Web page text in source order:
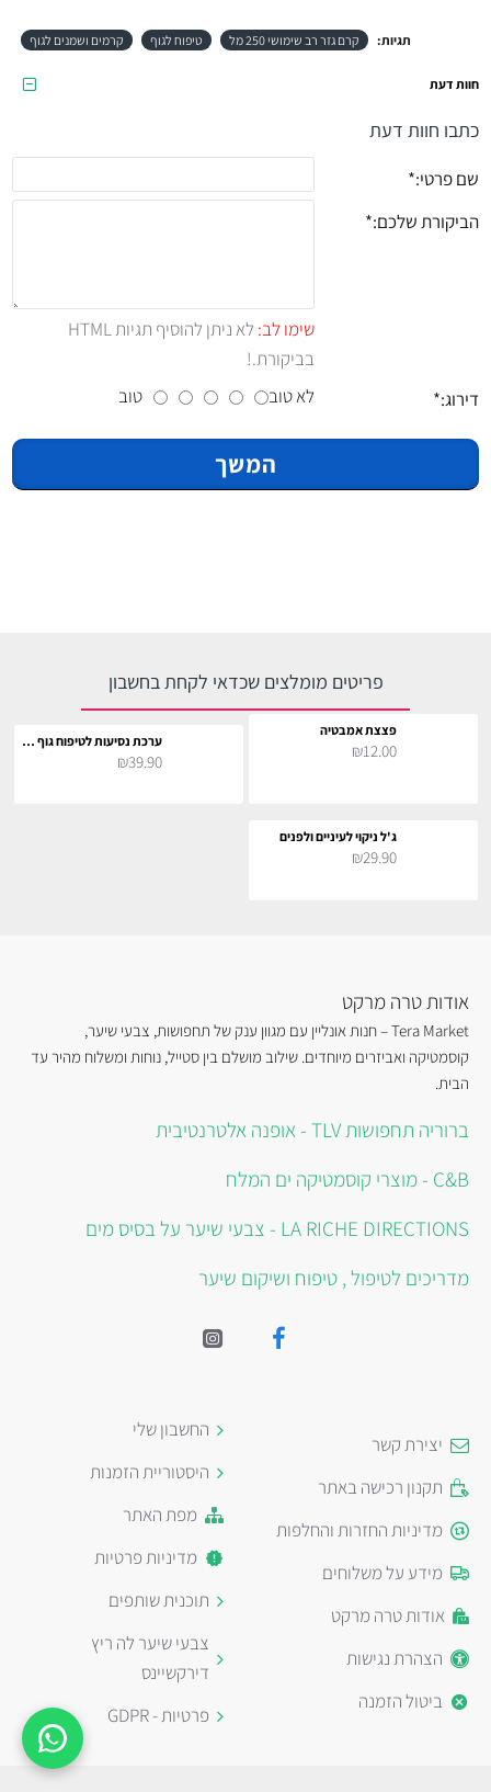
תגיות: קרם גזר רב שימושי 250 מל טיפוח לגוף קרמים ושמנים לגוף
חוות דעת
כתבו חוות דעת
שם פרטי:
הביקורת שלכם:
שימו לב:
לא ניתן להוסיף תגיות HTML
בביקורת.!
דירוג:
לא טוב טוב
המשך
פריטים מומלצים שכדאי לקחת בחשבון
פצצת אמבטיה
₪12.00 ערכת נסיעות לטיפוח גוף ושיער
₪39.90
ג'ל ניקוי לעיניים ולפנים
₪29.90
אודות טרה מרקט
Tera Market – חנות אונליין עם מגוון ענק של תחפושות, צבעי שיער,
קוסמטיקה ואביזרים מיוחדים. שילוב מושלם בין סטייל, נוחות ומשלוח מהיר עד
הבית.
ברוריה תחפושות TLV - אופנה אלטרנטיבית
C&B - מוצרי קוסמטיקה ים המלח
LA RICHE DIRECTIONS - צבעי שיער על בסיס מים
מדריכים לטיפול , טיפוח ושיקום שיער
יצירת קשר
תקנון רכישה באתר
מדיניות החזרות והחלפות
מידע על משלוחים
אודות טרה מרקט
הצהרת נגישות
ביטול הזמנה
החשבון שלי
היסטוריית הזמנות
מפת האתר
מדיניות פרטיות
תוכנית שותפים
צבעי שיער לה ריץ
דירקשיינס
פרטיות - GDPR